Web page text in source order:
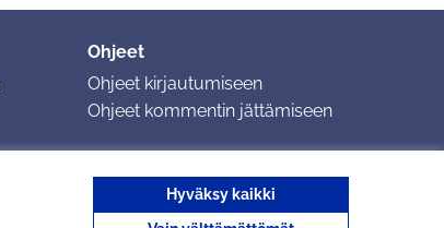
Hyväksy kaikki
Ohjeet
Ohjeet kirjautumiseen
Ohjeet kommentin jättämiseen